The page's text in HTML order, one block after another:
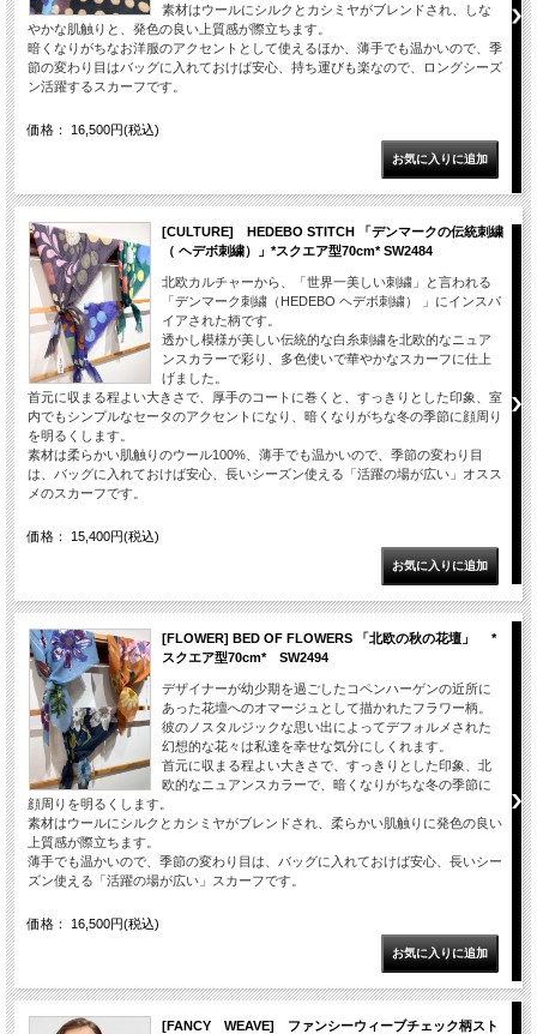
素材はウールにシルクとカシミヤがブレンドされ、しな
やかな肌触りと、発色の良い上質感が際立ちます。
暗くなりがちなお洋服のアクセントとして使えるほか、薄手でも温かいので、季
節の変わり目はバッグに入れておけば安心、持ち運びも楽なので、ロングシーズ
ン活躍するスカーフです。
価格： 16,500円(税込)
[CULTURE] HEDEBO STITCH 「デンマークの伝統刺繍
（ ヘデボ刺繍）」*スクエア型70cm* SW2484
北欧カルチャーから、「世界一美しい刺繍」と言われる
「デンマーク刺繍（HEDEBO ヘデボ刺繍） 」にインスパ
イアされた柄です。
透かし模様が美しい伝統的な白糸刺繍を北欧的なニュア
ンスカラーで彩り、多色使いで華やかなスカーフに仕上
げました。
首元に収まる程よい大きさで、厚手のコートに巻くと、すっきりとした印象、室
内でもシンプルなセータのアクセントになり、暗くなりがちな冬の季節に顔周り
を明るくします。
素材は柔らかい肌触りのウール100%、薄手でも温かいので、季節の変わり目
は、バッグに入れておけば安心、長いシーズン使える「活躍の場が広い」オスス
メのスカーフです。
価格： 15,400円(税込)
[FLOWER] BED OF FLOWERS 「北欧の秋の花壇」 *
スクエア型70cm* SW2494
デザイナーが幼少期を過ごしたコペンハーゲンの近所に
あった花壇へのオマージュとして描かれたフラワー柄。
彼のノスタルジックな思い出によってデフォルメされた
幻想的な花々は私達を幸せな気分にしくれます。
首元に収まる程よい大きさで、すっきりとした印象、北
欧的なニュアンスカラーで、暗くなりがちな冬の季節に
顔周りを明るくします。
素材はウールにシルクとカシミヤがブレンドされ、柔らかい肌触りに発色の良い
上質感が際立ちます。
薄手でも温かいので、季節の変わり目は、バッグに入れておけば安心、長いシー
ズン使える「活躍の場が広い」スカーフです。
価格： 16,500円(税込)
[FANCY WEAVE] ファンシーウィーブチェック柄スト